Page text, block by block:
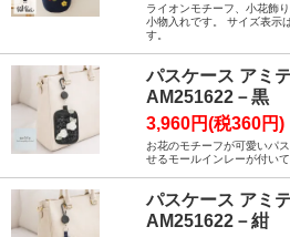
ライオンモチーフ、小花飾
小物入れです。 サイズ表示
す。
パスケース アミ
AM251622－黒
3,960円(税360円)
お花のモチーフが可愛いパ
せるモールインレーが付いて
パスケース アミ
AM251622－紺